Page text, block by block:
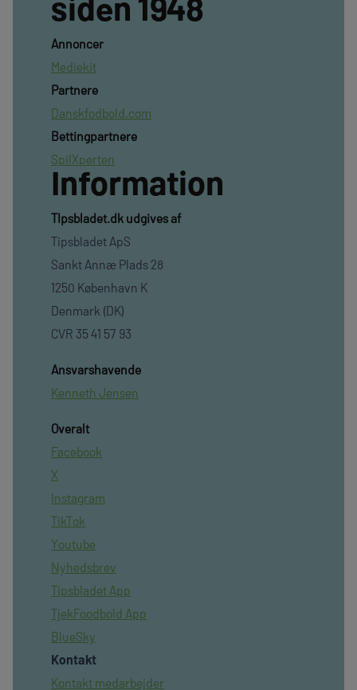
Annoncer
Mediekit
Partnere
Danskfodbold.com
Bettingpartnere
SpilXperten
Information
TIpsbladet.dk udgives af
Tipsbladet ApS
Sankt Annæ Plads 28
1250 København K
Denmark (DK)
CVR 35 41 57 93
Ansvarshavende
Kenneth Jensen
Overalt
Facebook
X
Instagram
TikTok
Youtube
Nyhedsbrev
Tipsbladet App
TjekFoodbold App
BlueSky
Kontakt
Kontakt medarbejder